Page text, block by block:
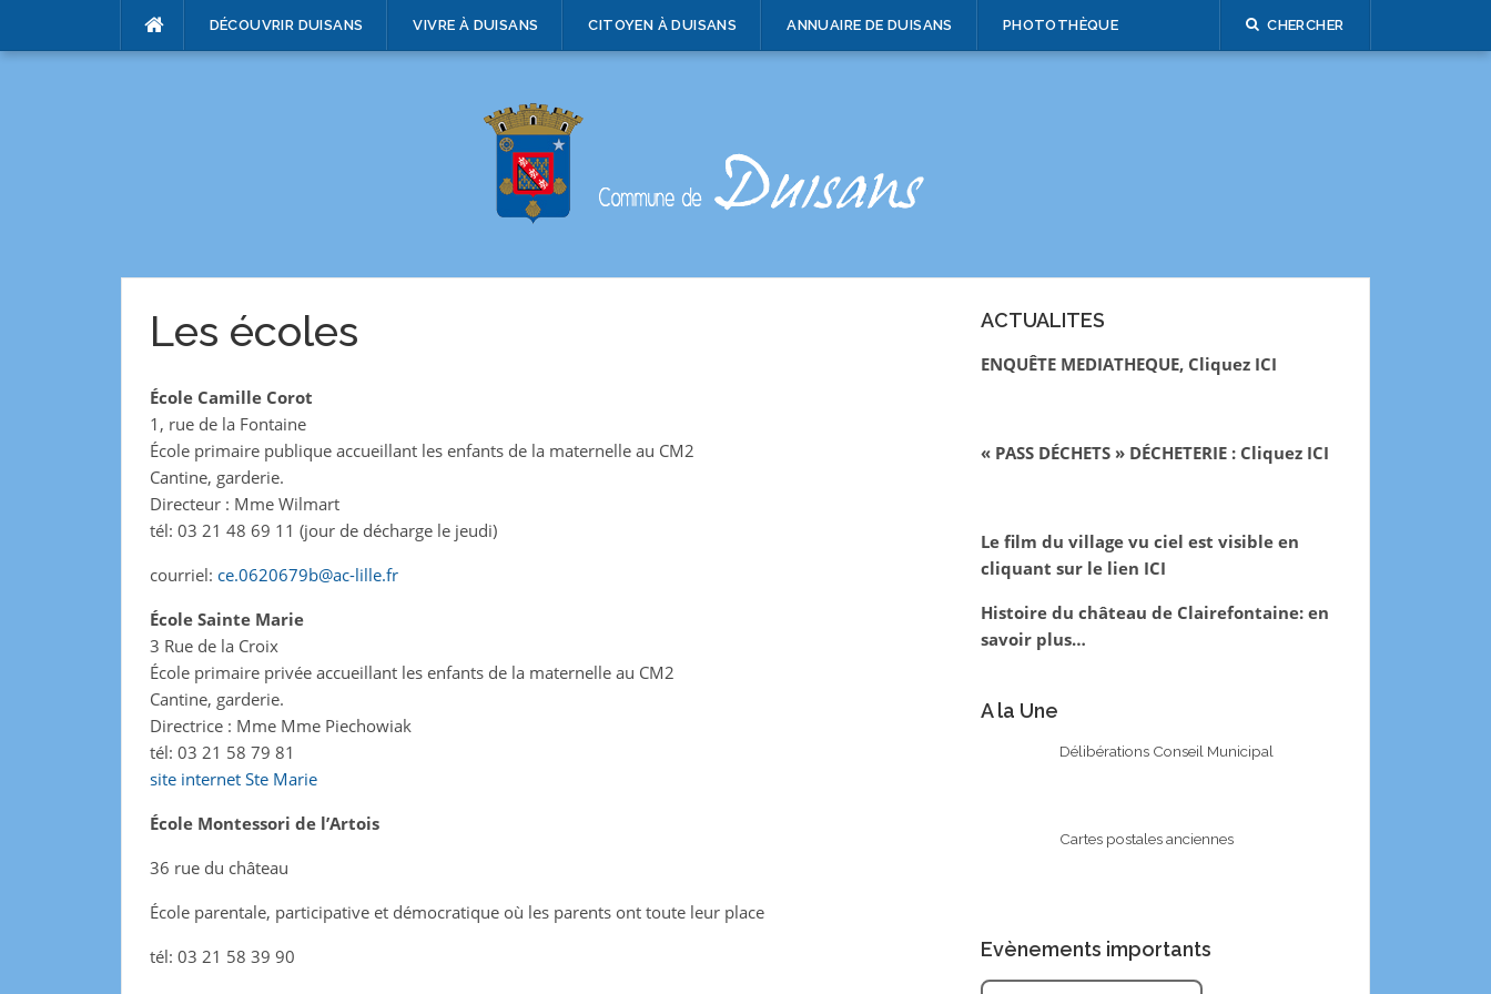
DÉCOUVRIR DUISANS VIVRE À DUISANS CITOYEN À DUISANS ANNUAIRE DE DUISANS PHOTOTHÈQUE CHERCHER
Les écoles
École Camille Corot
1, rue de la Fontaine
École primaire publique accueillant les enfants de la maternelle au CM2
Cantine, garderie.
Directeur : Mme Wilmart
tél: 03 21 48 69 11 (jour de décharge le jeudi)
courriel: ce.0620679b@ac-lille.fr
École Sainte Marie
3 Rue de la Croix
École primaire privée accueillant les enfants de la maternelle au CM2
Cantine, garderie.
Directrice : Mme Mme Piechowiak
tél: 03 21 58 79 81
site internet Ste Marie
École Montessori de l’Artois
36 rue du château
École parentale, participative et démocratique où les parents ont toute leur place
tél: 03 21 58 39 90
ACTUALITES
ENQUÊTE MEDIATHEQUE, Cliquez ICI
« PASS DÉCHETS » DÉCHETERIE : Cliquez ICI
Le film du village vu ciel est visible en
cliquant sur le lien ICI
Histoire du château de Clairefontaine: en
savoir plus…
A la Une
Délibérations Conseil Municipal
Cartes postales anciennes
Evènements importants